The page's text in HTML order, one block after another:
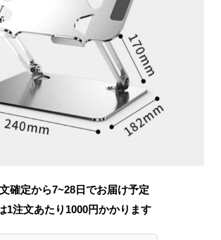
確定から7~28日でお届け予定
1注文あたり 1000円かかります